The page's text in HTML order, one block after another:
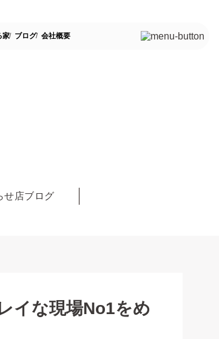
家 ブログ 会社概要
せ店ブログ
イな現場No1をめ